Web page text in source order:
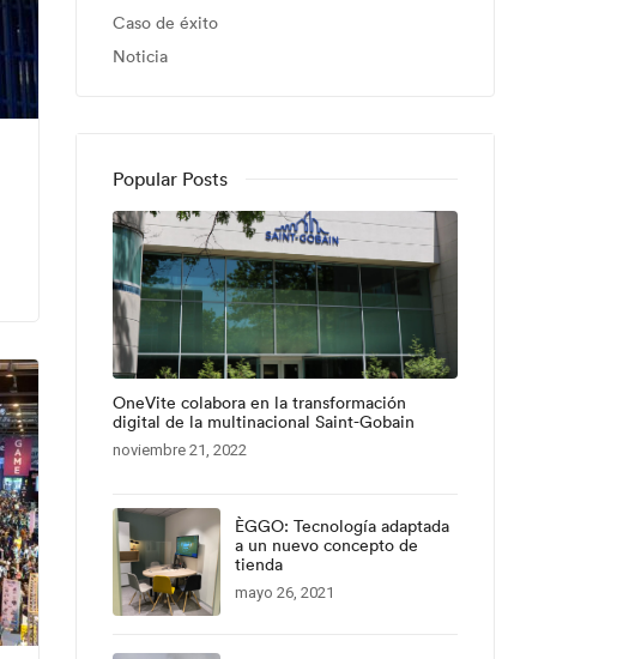
Caso de éxito
Noticia
Popular Posts
OneVite colabora en la transformación
digital de la multinacional Saint-Gobain
noviembre 21, 2022
ÈGGO: Tecnología adaptada
a un nuevo concepto de
tienda
mayo 26, 2021